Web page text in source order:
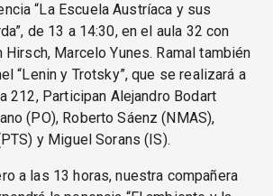
“La Escuela Austríaca y sus
de 13 a 14:30, en el aula 32 con
Marcelo Yunes. Ramal también
“Lenin y Trotsky”, que se realizará a
212, Participan Alejandro Bodart
(PO), Roberto Sáenz (NMAS),
y Miguel Sorans (IS).
a las 13 horas, nuestra compañera